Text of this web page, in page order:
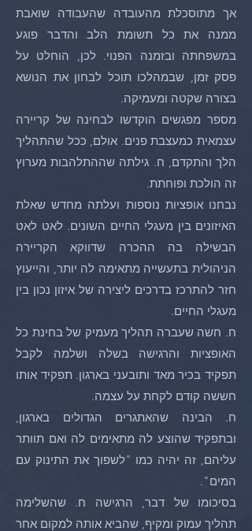
אך מתוסכלת מהעובדה שהעבודה שואבת
ממנה את כל תשומת הלב והדבר פוגע
במשפחתה ובזמנה הפנוי. לכן, הוחלט על
פסק זמן, שבמהלכו תוכל לבחון את הנושא
בצורה שקטה ומעמיקה.
מספר מפגשים הוקדשו לבחינה של קריירה
עצמאית כמעצבת פנים. אולם, ככל שהתהליך
הלך והתקדם, ח. גילתה שההתלהבות מערוץ
זה הולכת ופוחתת.
נבחנו אופציות נוספות ועלתה מחדש שאלת
האיזונים בין מעגלי החיים השונים. לאט לאט
הבשילה בה ההכרה שדווקא הקריירה
הניהולית בתעשייה מתאימה לה יותר, והייעוץ
חזר להתרכז בדרכים ליצירה של איזון נכון בין
מעגלי החיים.
ח. חשה שעברה תהליך מעמיק של בחינת כל
האופציות והרגישה בשלה ושלמה לקבל
תפקיד בכיר מאד ותובעני בארגון. תפקיד אותו
חששה קודם לקחת על עצמה.
ח. הבינה שהאתגרים הגדולים בארגון,
ובתפקיד שהוצע לה מתאימים לה ואם תוותר
עליהם, זה יהיה כמו "לשפוך את התינוק עם
המים".
בסיכומו של דבר, הרגישה ח. שהשלימה
תהליך עמוק ומקיף, שהביא אותה למקום אחר